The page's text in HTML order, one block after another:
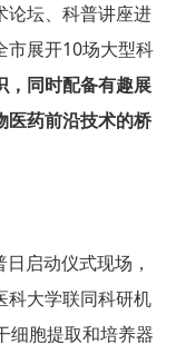
论坛、科普讲座进
市展开10场大型科
，同时配备有趣展
医药前沿技术的桥
启动仪式现场，
科大学联同科研机
细胞提取和培养器